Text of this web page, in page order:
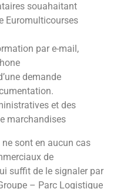
souahaitant
Euromulticourses
par e-mail,
demande
et des
marchandises
sont en aucun cas
de
suffit de le signaler par
– Parc Logistique